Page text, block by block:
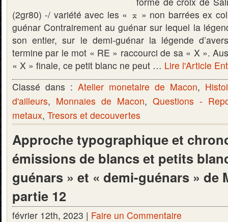
(2gr80) -/ variété avec les « ⌅ » non barrées ex
guénar Contrairement au guénar sur lequel la
son entier, sur le demi-guénar la légende
termine par le mot « RE » raccourci de sa « X ».
« X » finale, ce petit blanc ne peut … Lire l'Article
Classé dans : Atelier monetaire de Macon,
d'ailleurs, Monnaies de Macon, Questions -
metaux, Tresors et decouvertes
Approche typographique et
émissions de blancs et petits
guénars » et « demi-guénars » de
partie 12
février 12th, 2023 | Faire un Commentaire